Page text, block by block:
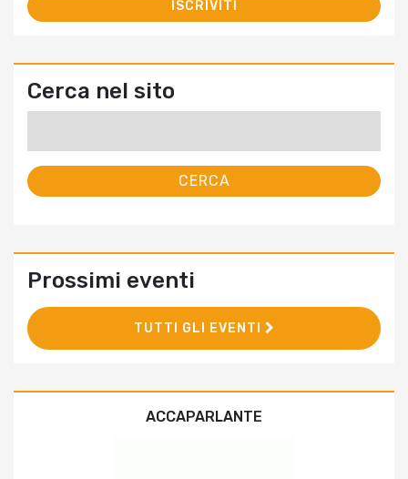
Cerca nel sito
Prossimi eventi
TUTTI GLI EVENTI
ACCAPARLANTE